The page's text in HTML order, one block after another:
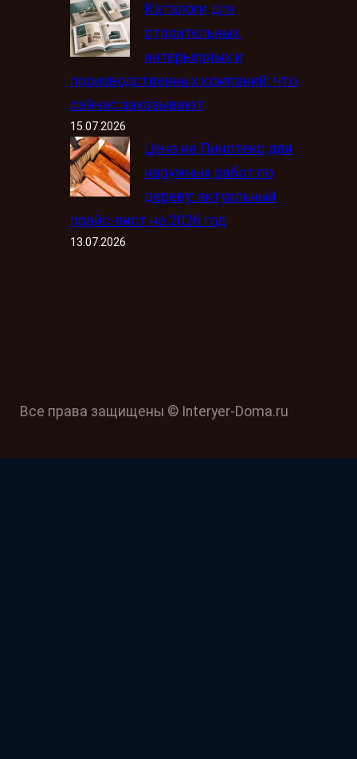
Каталоги для
строительных,
интерьерных и
производственных компаний: что
сейчас заказывают
15.07.2026
Цена на Пинотекс для
наружных работ по
дереву: актуальный
прайс-лист на 2026 год
13.07.2026
Все права защищены © Interyer-Doma.ru